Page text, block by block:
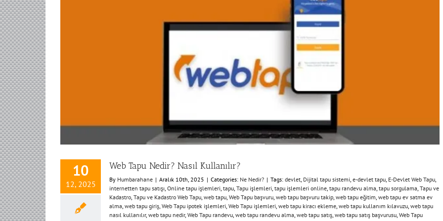
10
12, 2025
Web Tapu Nedir? Nasıl Kullanılır?
By Humbarahane | Aralık 10th, 2025 | Categories: Ne Nedir? | Tags: devlet Dijital tapu sistemi e-devlet tapu E-Devlet Web Tapu
internetten tapu satışı Online tapu işlemleri tapu Tapu işlemleri tapu işlemleri online tapu randevu alma tapu sorgulama Tapu ve
Kadastro Tapu ve Kadastro Web Tapu web tapu Web Tapu başvuru web tapu başvuru takip web tapu eğitim web tapu ev satma ev
alma web tapu giriş Web Tapu ipotek işlemleri Web Tapu işlemleri web tapu kiracı ekleme web tapu kullanım kılavuzu web tapu
nasıl kullanılır, web tapu nedir, Web Tapu randevu web tapu randevu alma web tapu satış web tapu satış başvurusu Web Tapu